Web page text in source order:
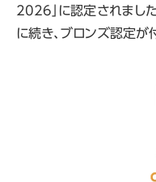
2026」に認定されまし
に続き、ブロンズ認定が